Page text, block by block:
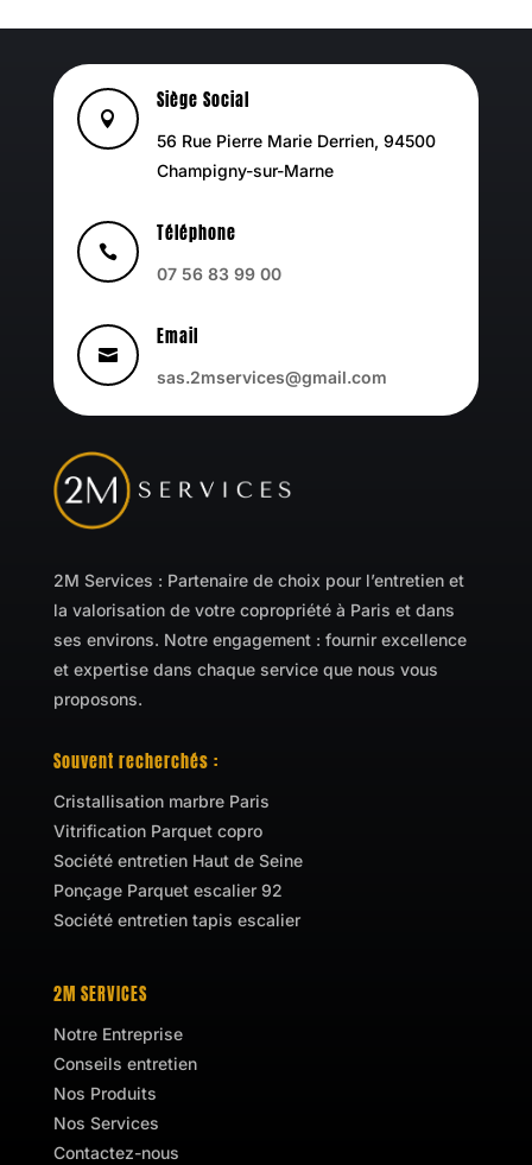

Siège Social
56 Rue Pierre Marie Derrien, 94500
Champigny-sur-Marne

Téléphone
07 56 83 99 00

Email
sas.2mservices@gmail.com
2M Services : Partenaire de choix pour l’entretien et
la valorisation de votre copropriété à Paris et dans
ses environs. Notre engagement : fournir excellence
et expertise dans chaque service que nous vous
proposons.
Souvent recherchés :
Cristallisation marbre Paris
Vitrification Parquet copro
Société entretien Haut de Seine
Ponçage Parquet escalier 92
Société entretien tapis escalier
2M SERVICES
Notre Entreprise
Conseils entretien
Nos Produits
Nos Services
Contactez-nous